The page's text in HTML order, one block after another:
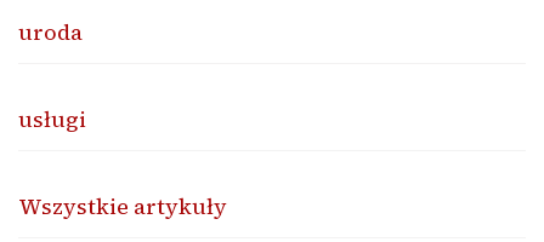
uroda
usługi
Wszystkie artykuły